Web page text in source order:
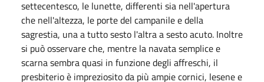
settecentesco, le lunette, differenti sia nell'apertura
che nell'altezza, le porte del campanile e della
sagrestia, una a tutto sesto l'altra a sesto acuto. Inoltre
si può osservare che, mentre la navata semplice e
scarna sembra quasi in funzione degli affreschi, il
presbiterio è impreziosito da più ampie cornici, lesene e